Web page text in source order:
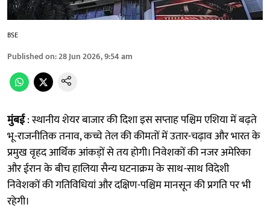
BSE
Published on:28 Jun 2026, 9:54 am
मुंबई: स्थानीय शेयर बाजार की दिशा इस सप्ताह पश्चिम एशिया में बढ़ते
भू-राजनीतिक तनाव, कच्चे तेल की कीमतों में उतार-चढ़ाव और भारत के
प्रमुख वृहद आर्थिक आंकड़ों से तय होगी। निवेशकों की नजर अमेरिका
और ईरान के बीच हालिया सैन्य घटनाक्रम के साथ-साथ विदेशी
निवेशकों की गतिविधियां और दक्षिण-पश्चिम मानसून की प्रगति पर भी
रहेगी।